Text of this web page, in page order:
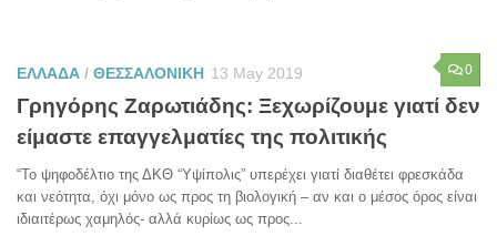
0
ΕΛΛΑΔΑ / ΘΕΣΣΑΛΟΝΙΚΗ 13 May 2019
Γρηγόρης Ζαρωτιάδης: Ξεχωρίζουμε γιατί δεν
είμαστε επαγγελματίες της πολιτικής
“Το ψηφοδέλτιο της ΔΚΘ “Υψίπολις” υπερέχει γιατί διαθέτει φρεσκάδα
και νεότητα, όχι μόνο ως προς τη βιολογική – αν και ο μέσος όρος είναι
ιδιαιτέρως χαμηλός- αλλά κυρίως ως προς...